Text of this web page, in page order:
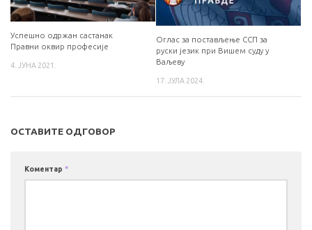
Успешно одржан састанак
Правни оквир професије
4. ЈУНА 2021.
Оглас за постављење ССП за
руски језик при Вишем суду у
Ваљеву
17. ЈУЛА 2024.
ОСТАВИТЕ ОДГОВОР
Коментар *